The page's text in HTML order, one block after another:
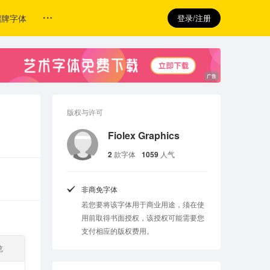
字体 登录/注册
版权与许可
Fiolex Graphics
2款字体 1059 人气
非商免字体
若您要将该字体用于商业用途，须在使
用前取得书面授权，该授权可能需要您
支付相应的版权费用。